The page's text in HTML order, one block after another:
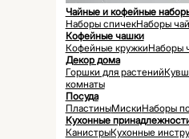
Чайные и кофейные
Наборы спичекНаборы
Кофейные чашки
Кофейные кружкиНаборы
Декор дома
Горшки для растений
комнаты
Посуда
ПластиныМискиНаборы
Кухонные
КанистрыКухонные